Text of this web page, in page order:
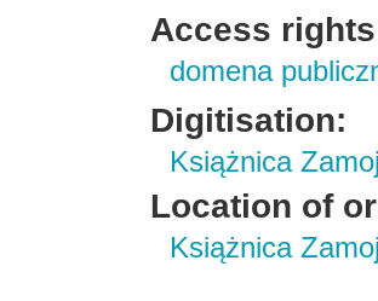
Access
domena
Digitisation:
Książnica
Location of
Książnica